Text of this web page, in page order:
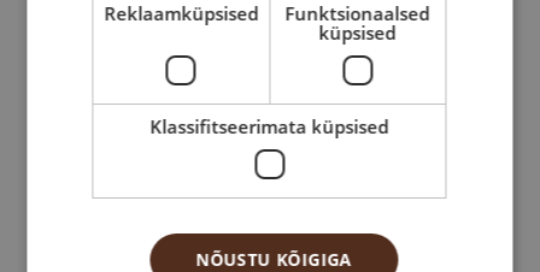
PORTUGESE
RUSSIAN
Reklaamküpsised
Funktsionaalsed
küpsised
Klassifitseerimata küpsised
NÕUSTU KÕIGIGA